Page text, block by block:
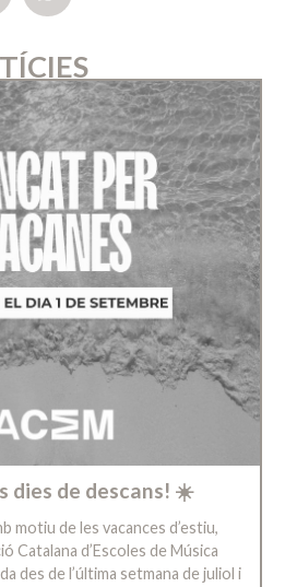
dies de descans! ☀️
motiu de les vacances d’estiu,
Catalana d’Escoles de Música
des de l’última setmana de juliol i